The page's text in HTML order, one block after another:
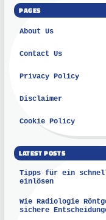
PAGES
About Us
Contact Us
Privacy Policy
Disclaimer
Cookie Policy
LATEST POSTS
Tipps für ein
einlösen
Wie Radiologie
sichere